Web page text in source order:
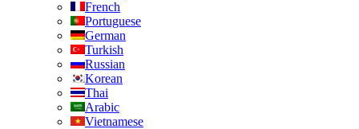
French
Portuguese
German
Turkish
Russian
Korean
Thai
Arabic
Vietnamese